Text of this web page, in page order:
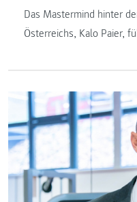
Das Mastermind hinter
Österreichs, Kalo Paier,